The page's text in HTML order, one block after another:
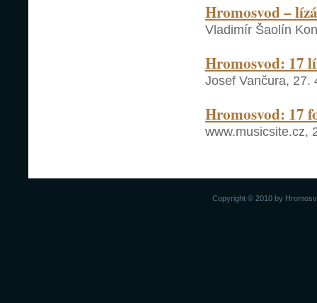
Hromosvod –
Vladimír Šaolín
Hromosvod: 17
Josef Vančura, 27.
Hromosvod: 17
www.musicsite.cz,
Copyright © 2010 by